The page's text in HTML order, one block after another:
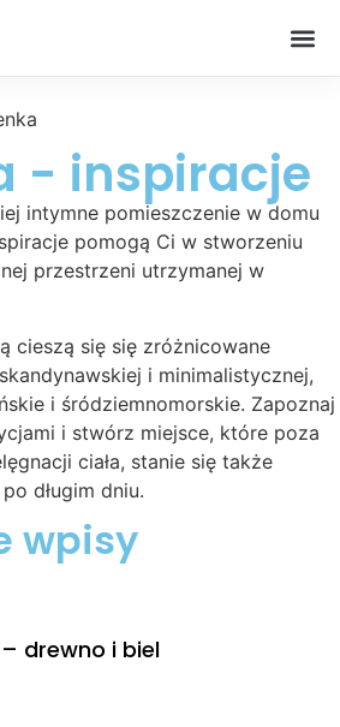
- inspiracje
intymne pomieszczenie w domu
pomogą Ci w stworzeniu
przestrzeni utrzymanej w
cieszą się się zróżnicowane
i minimalistycznej,
i śródziemnomorskie. Zapoznaj
i stwórz miejsce, które poza
ciała, stanie się także
długim dniu.
wpisy
drewno i biel